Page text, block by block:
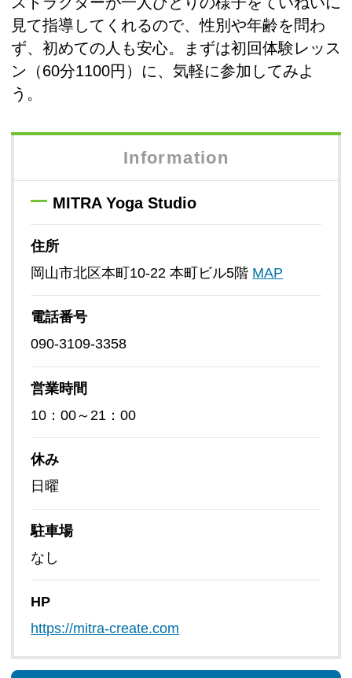
見て指導してくれるので、性別や年齢を問わ
ず、初めての人も安心。まずは初回体験レッス
ン（60分1100円）に、気軽に参加してみよ
う。
Information
MITRA Yoga Studio
住所
岡山市北区本町10-22 本町ビル5階 MAP
電話番号
090-3109-3358
営業時間
10：00～21：00
休み
日曜
駐車場
なし
HP
https://mitra-create.com